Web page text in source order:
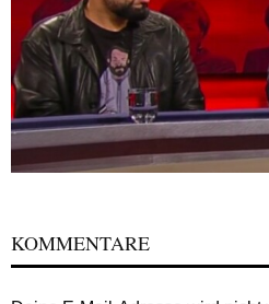
KOMMENTARE